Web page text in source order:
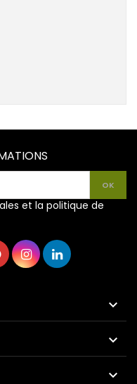
et la politique de


